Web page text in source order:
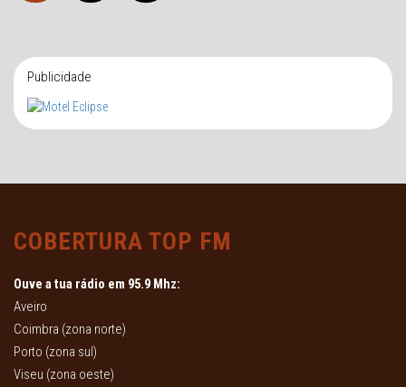
Publicidade
COBERTURA TOP FM
Ouve a tua rádio em 95.9 Mhz:
Aveiro
Coimbra (zona norte)
Porto (zona sul)
Viseu (zona oeste)